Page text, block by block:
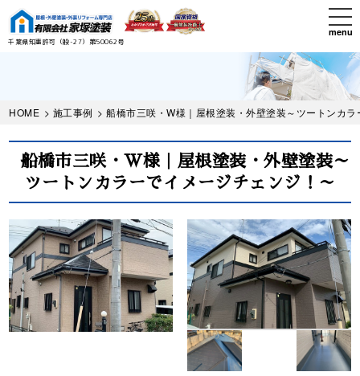
Skip
main
menu
千葉県知事許可（般-27）第50062号
HOME > 施工事例 > 船橋市三咲・W様｜屋根塗装・外壁塗装～ツートンカ
船橋市三咲・W様｜屋根塗装・外壁塗装～
ツートンカラーでイメージチェンジ！～
Before